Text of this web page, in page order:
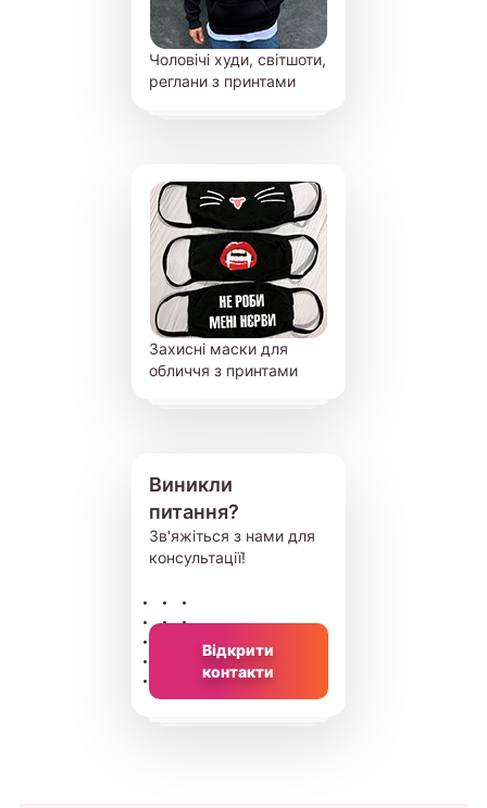
Чоловічі худи, світшоти,
реглани з принтами
Захисні маски для
обличчя з принтами
Виникли
питання?
Зв'яжіться з нами для
консультації!
Відкрити
контакти